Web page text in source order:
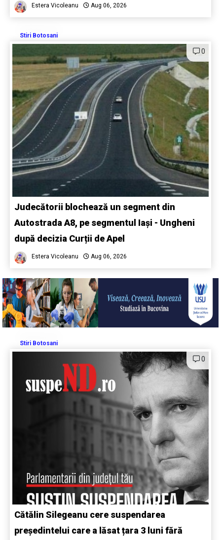
Estera Vicoleanu Aug 06, 2026
Stiri Botosani
0
Judecătorii blochează un segment din
Autostrada A8, pe segmentul Iași - Ungheni
după decizia Curții de Apel
Estera Vicoleanu Aug 06, 2026
Stiri Botosani
0
Cătălin Silegeanu cere suspendarea
președintelui care a lăsat țara 3 luni fără